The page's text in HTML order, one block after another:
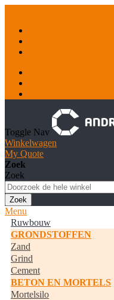
Toggle Nav
Winkelwagen
My Quote
Zoek
Zoek
Zoek
Menu
Ruwbouw
GRONDSTOFFEN
Zand
Grind
Cement
BETON EN MORTELS
Mortelsilo